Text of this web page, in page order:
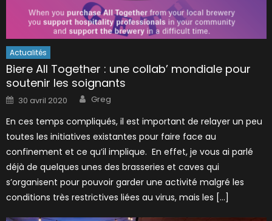
Actualités
Biere All Together : une collab’ mondiale pour
soutenir les soignants
Posted
on
30 avril 2020 Author
Greg
En ces temps compliqués, il est important de relayer un peu
toutes les initiatives existantes pour faire face au
confinement et ce qu’il implique. En effet, je vous ai parlé
déjà de quelques unes des brasseries et caves qui
s’organisent pour pouvoir garder une activité malgré les
conditions très restrictives liées au virus, mais les […]